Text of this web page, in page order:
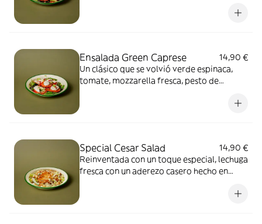
Ensalada Green Caprese
14,90 €
Un clásico que se volvió verde espinaca,
tomate, mozzarella fresca, pesto de
dátil, micromézclum y almendras tostadas.
Special Cesar Salad
14,90 €
Reinventada con un toque especial, lechuga
fresca con un aderezo casero hecho en